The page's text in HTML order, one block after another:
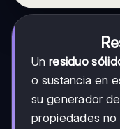
Un residuo
o sustancia en
su generador
propiedades no